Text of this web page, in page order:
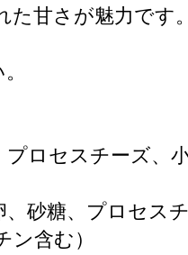
甘さが魅力です。
ロセスチーズ、小
砂糖、プロセス
含む）